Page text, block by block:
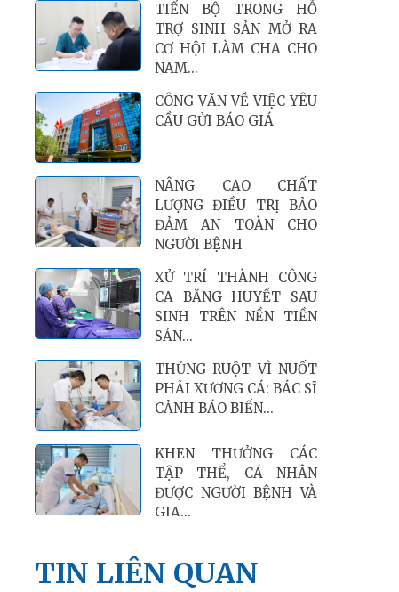
THỰC THI VNPT
RISING – CAM KẾT CỦA
NGƯỜI ĐỨNG ĐẦU
ĐỪNG ĐỂ BỆNH LÝ PHỤ
HỖ TRỢ KINH PHÍ LÀM
THỤ TINH TRONG ỐNG
NGHIỆM (IVF) CHO 80...
U LỚN CHÈN ÉP NÃO CÓ
THỂ GÂY BIẾN CHỨNG
NGHIÊM TRỌNG ĐE
DỌA...
CÔNG VĂN VỀ VIỆC MỜI
CUNG CẤP BÁO GIÁ
CÔNG VĂN VỀ VIỆC YÊU
CẦU GỬI BÁO GIÁ
TIN LIÊN QUAN